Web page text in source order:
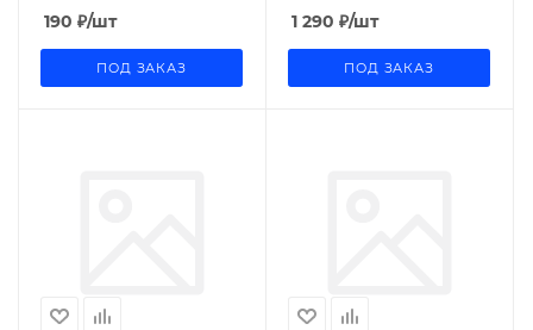
1.2.49.08.12418-000
190 ₽/шт
ПОД ЗАКАЗ
DHI-ARD2251E-
W2(868V)
1 290 ₽/шт
ПОД ЗАКАЗ